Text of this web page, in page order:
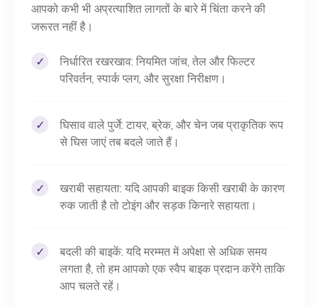
आपको कभी भी अप्रत्याशित लागतों के बारे में चिंता करने की
जरूरत नहीं है।
✓
निर्धारित रखरखाव: नियमित जांच, तेल और फिल्टर
परिवर्तन, स्पार्क प्लग, और सुरक्षा निरीक्षण।
✓
घिसाव वाले पुर्जे: टायर, ब्रेक, और चेन जब प्राकृतिक रूप
से घिस जाएं तब बदले जाते हैं।
✓
खराबी सहायता: यदि आपकी बाइक किसी खराबी के कारण
रुक जाती है तो टोइंग और सड़क किनारे सहायता।
✓
बदली की बाइकें: यदि मरम्मत में अपेक्षा से अधिक समय
लगता है, तो हम आपको एक स्वैप बाइक प्रदान करेंगे ताकि
आप चलते रहें।